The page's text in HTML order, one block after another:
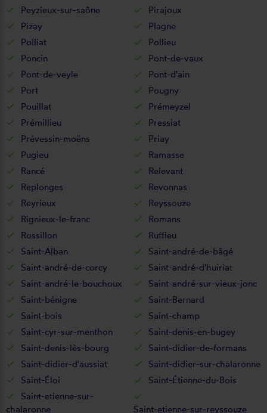
Peyzieux-sur-saône
Pirajoux
Pizay
Plagne
Polliat
Pollieu
Poncin
Pont-de-vaux
Pont-de-veyle
Pont-d'ain
Port
Pougny
Pouillat
Prémeyzel
Prémillieu
Pressiat
Prévessin-moëns
Priay
Pugieu
Ramasse
Rancé
Relevant
Replonges
Revonnas
Reyrieux
Reyssouze
Rignieux-le-franc
Romans
Rossillon
Ruffieu
Saint-Alban
Saint-andré-de-bâgé
Saint-andré-de-corcy
Saint-andré-d'huiriat
Saint-andré-le-bouchoux
Saint-andré-sur-vieux-jonc
Saint-bénigne
Saint-Bernard
Saint-bois
Saint-champ
Saint-cyr-sur-menthon
Saint-denis-en-bugey
Saint-denis-lès-bourg
Saint-didier-de-formans
Saint-didier-d'aussiat
Saint-didier-sur-chalaronne
Saint-Éloi
Saint-Étienne-du-Bois
Saint-etienne-sur-
chalaronne
Saint-etienne-sur-reyssouze